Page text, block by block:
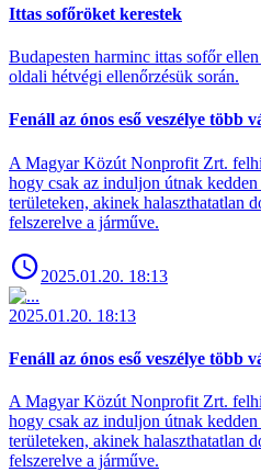
Ittas sofőröket kerestek
Budapesten harminc ittas sofőr
oldali hétvégi ellenőrzésük során.
Fenáll az ónos eső veszélye több
A Magyar Közút Nonprofit Zrt.
hogy csak az induljon útnak
területeken, akinek halaszthatatlan
felszerelve a járműve.
2025.01.20. 18:13
2025.01.20. 18:13
Fenáll az ónos eső veszélye több
A Magyar Közút Nonprofit Zrt.
hogy csak az induljon útnak
területeken, akinek halaszthatatlan
felszerelve a járműve.